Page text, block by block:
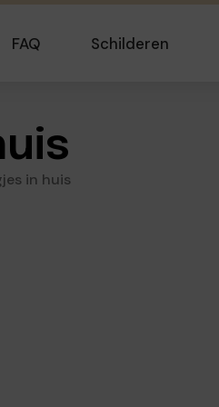
FAQ Schilderen
in huis